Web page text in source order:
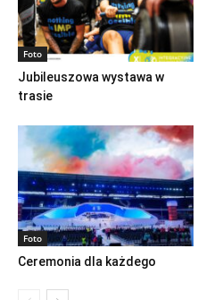
Foto
Jubileuszowa wystawa w
trasie
Foto
Ceremonia dla każdego